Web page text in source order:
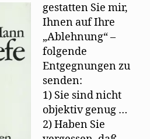
gestatten Sie mir,
Ihnen auf Ihre
„Ablehnung“ –
folgende
Entgegnungen zu
senden:
1) Sie sind nicht
objektiv genug …
2) Haben Sie